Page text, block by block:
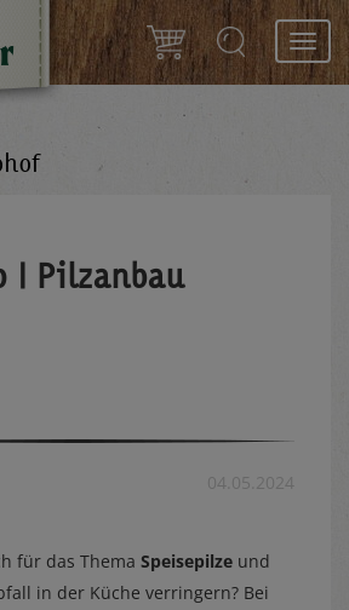
| Pilzanbau
04.05.2024
für das Thema Speisepilze und
in der Küche verringern? Bei